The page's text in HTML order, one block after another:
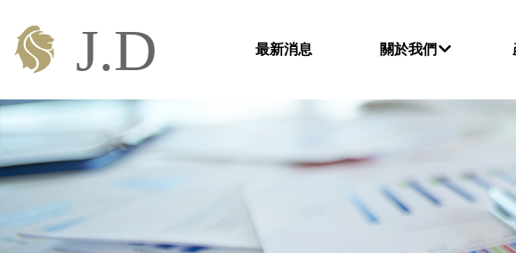
最新消息 關於我們